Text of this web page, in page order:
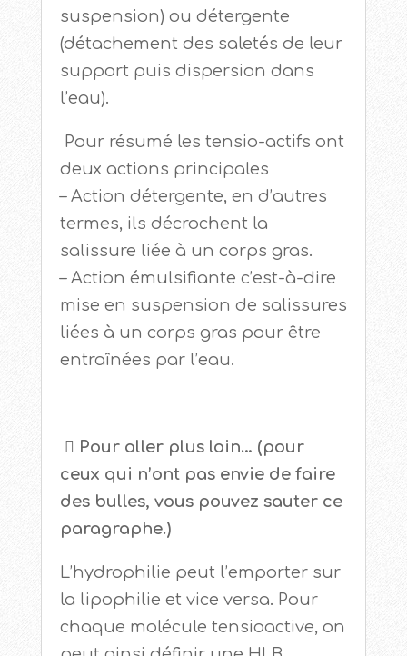
suspension) ou détergente
(détachement des saletés de leur
support puis dispersion dans
l’eau).
Pour résumé les tensio-actifs ont
deux actions principales
– Action détergente, en d’autres
termes, ils décrochent la
salissure liée à un corps gras.
– Action émulsifiante c’est-à-dire
mise en suspension de salissures
liées à un corps gras pour être
entraînées par l’eau.
 Pour aller plus loin… (pour
ceux qui n’ont pas envie de faire
des bulles, vous pouvez sauter ce
paragraphe.)
L’hydrophilie peut l’emporter sur
la lipophilie et vice versa. Pour
chaque molécule tensioactive, on